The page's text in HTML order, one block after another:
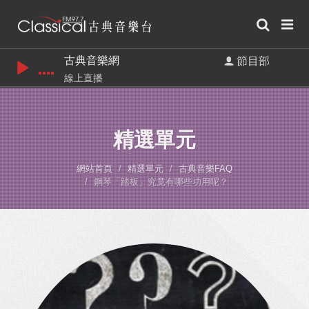
古典音樂網 節目部
線上直播